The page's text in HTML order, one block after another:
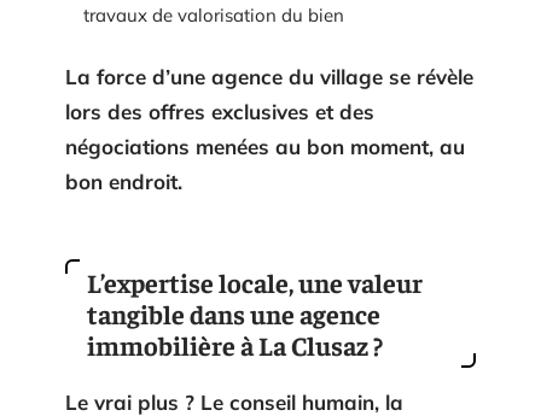
travaux de valorisation du bien
La force d’une agence du village se révèle
lors des offres exclusives et des
négociations menées au bon moment, au
bon endroit.
L’expertise locale, une valeur
tangible dans une agence
immobilière à La Clusaz ?
Le vrai plus ? Le conseil humain, la